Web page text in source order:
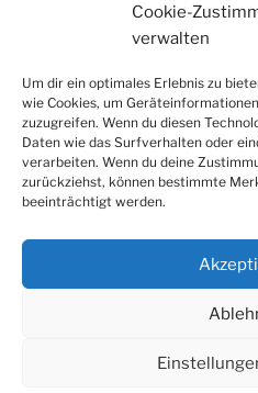
Cookie-
verwalten
Um dir ein optimales Erlebnis zu
wie Cookies, um
zuzugreifen. Wenn du diesen
Daten wie das Surfverhalten oder
verarbeiten. Wenn du deine
zurückziehst, können bestimmte
beeinträchtigt werden.